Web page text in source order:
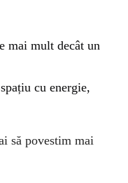
mai mult decât un
cu energie,
să povestim mai